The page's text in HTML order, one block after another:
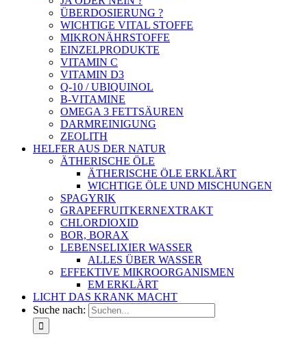
ÜBERDOSIERUNG ?
WICHTIGE VITAL STOFFE
MIKRONÄHRSTOFFE
EINZELPRODUKTE
VITAMIN C
VITAMIN D3
Q-10 / UBIQUINOL
B-VITAMINE
OMEGA 3 FETTSÄUREN
DARMREINIGUNG
ZEOLITH
HELFER AUS DER NATUR
ÄTHERISCHE ÖLE
ÄTHERISCHE ÖLE ERKLÄRT
WICHTIGE ÖLE UND MISCHUNGEN
SPAGYRIK
GRAPEFRUITKERNEXTRAKT
CHLORDIOXID
BOR, BORAX
LEBENSELIXIER WASSER
ALLES ÜBER WASSER
EFFEKTIVE MIKROORGANISMEN
EM ERKLÄRT
LICHT DAS KRANK MACHT
Suche nach: